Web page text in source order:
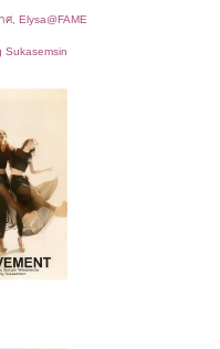
, Elysa@FAME
Sukasemsin